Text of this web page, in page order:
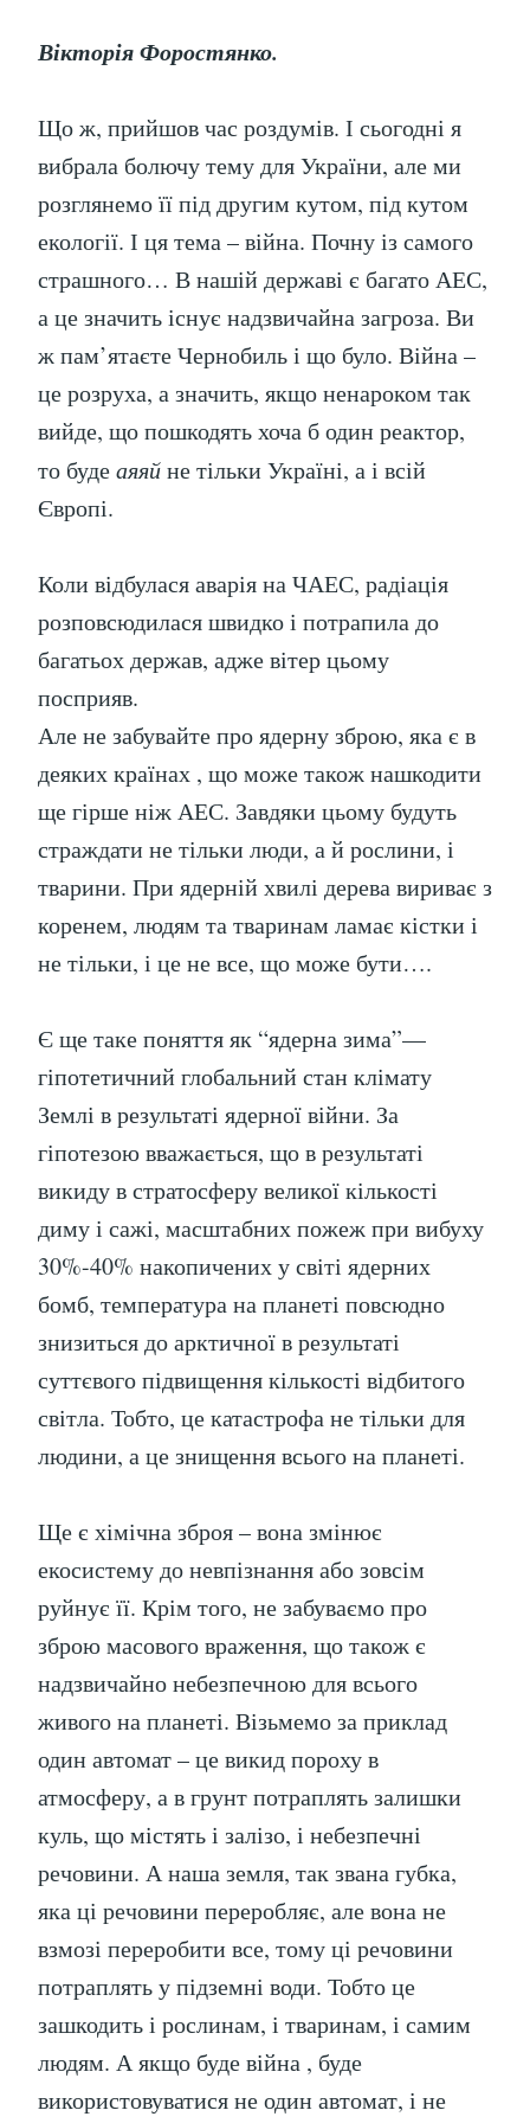
Вікторія Форостянко.
Що ж, прийшов час роздумів. І сьогодні я
вибрала болючу тему для України, але ми
розглянемо її під другим кутом, під кутом
екології. І ця тема – війна. Почну із самого
страшного… В нашій державі є багато АЕС,
а це значить існує надзвичайна загроза. Ви
ж пам’ятаєте Чернобиль і що було. Війна –
це розруха, а значить, якщо ненароком так
вийде, що пошкодять хоча б один реактор,
то будеаяяйне тільки Україні, а і всій
Європі.
Коли відбулася аварія на ЧАЕС, радіація
розповсюдилася швидко і потрапила до
багатьох держав, адже вітер цьому
посприяв.
Але не забувайте про ядерну зброю, яка є в
деяких країнах , що може також нашкодити
ще гірше ніж АЕС. Завдяки цьому будуть
страждати не тільки люди, а й рослини, і
тварини. При ядерній хвилі дерева вириває з
коренем, людям та тваринам ламає кістки і
не тільки, і це не все, що може бути….
Є ще таке поняття як “ядерна зима”—
гіпотетичний глобальний стан клімату
Землі в результаті ядерної війни. За
гіпотезою вважається, що в результаті
викиду в стратосферу великої кількості
диму і сажі, масштабних пожеж при вибуху
30%-40% накопичених у світі ядерних
бомб, температура на планеті повсюдно
знизиться до арктичної в результаті
суттєвого підвищення кількості відбитого
світла. Тобто, це катастрофа не тільки для
людини, а це знищення всього на планеті.
Ще є хімічна зброя – вона змінює
екосистему до невпізнання або зовсім
руйнує її. Крім того, не забуваємо про
зброю масового враження, що також є
надзвичайно небезпечною для всього
живого на планеті. Візьмемо за приклад
один автомат – це викид пороху в
атмосферу, а в грунт потраплять залишки
куль, що містять і залізо, і небезпечні
речовини. А наша земля, так звана губка,
яка ці речовини переробляє, але вона не
взмозі переробити все, тому ці речовини
потраплять у підземні води. Тобто це
зашкодить і рослинам, і тваринам, і самим
людям. А якщо буде війна , буде
використовуватися не один автомат, і не